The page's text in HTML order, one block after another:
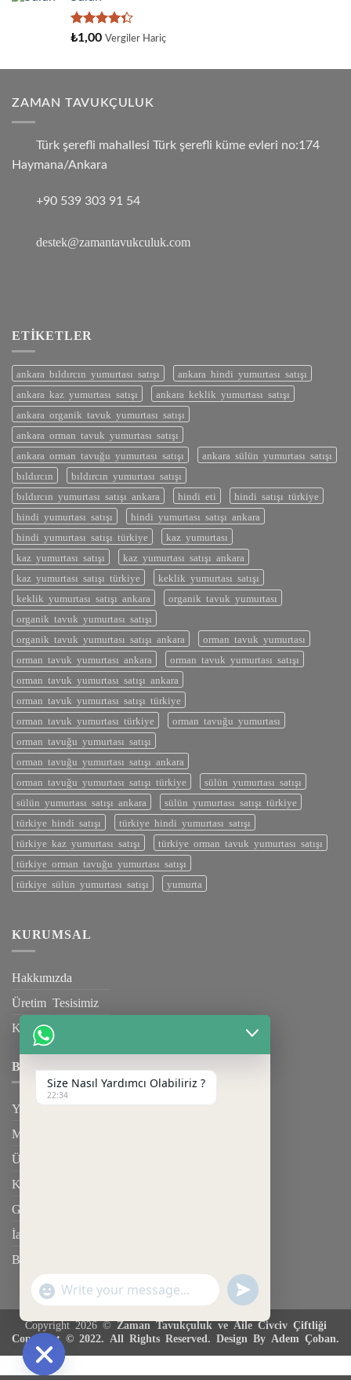
aldı
5
₺1,00 Vergiler Hariç
ZAMAN TAVUKÇULUK
Türk şerefli mahallesi Türk şerefli küme evleri no:174
Haymana/Ankara
+90 539 303 91 54
destek@zamantavukculuk.com
ETIKETLER
ankara bıldırcın yumurtası satışı
ankara hindi yumurtası satışı
ankara kaz yumurtası satışı
ankara keklik yumurtası satışı
ankara organik tavuk yumurtası satışı
ankara orman tavuk yumurtası satışı
ankara orman tavuğu yumurtası satışı
ankara sülün yumurtası satışı
bıldırcın
bıldırcın yumurtası satışı
bıldırcın yumurtası satışı ankara
hindi eti
hindi satışı türkiye
hindi yumurtası satışı
hindi yumurtası satışı ankara
hindi yumurtası satışı türkiye
kaz yumurtası
kaz yumurtası satışı
kaz yumurtası satışı ankara
kaz yumurtası satışı türkiye
keklik yumurtası satışı
keklik yumurtası satışı ankara
organik tavuk yumurtası
organik tavuk yumurtası satışı
organik tavuk yumurtası satışı ankara
orman tavuk yumurtası
orman tavuk yumurtası ankara
orman tavuk yumurtası satışı
orman tavuk yumurtası satışı ankara
orman tavuk yumurtası satışı türkiye
orman tavuk yumurtası türkiye
orman tavuğu yumurtası
orman tavuğu yumurtası satışı
orman tavuğu yumurtası satışı ankara
orman tavuğu yumurtası satışı türkiye
sülün yumurtası satışı
sülün yumurtası satışı ankara
sülün yumurtası satışı türkiye
türkiye hindi satışı
türkiye hindi yumurtası satışı
türkiye kaz yumurtası satışı
türkiye orman tavuk yumurtası satışı
türkiye orman tavuğu yumurtası satışı
türkiye sülün yumurtası satışı
yumurta
KURUMSAL
Hakkımızda
Üretim Tesisimiz
Kalite Belgelerimiz
BILGILENDIRME
Yardım
Mesafeli Satış Sözleşmesi
Üyelik Sözleşmesi
Kargo & Teslimat
Gizlilik Sözleşmesi
İade Şartları
Blog
Copyright 2026 ©Zaman Tavukçuluk ve Aile Civciv Çiftliği
Copyright © 2022. All Rights Reserved. Design By Adem Çoban.
Size Nasıl Yardımcı Olabiliriz ?
22:34
"+CHATY_SETTINGS.LANG.EMOJI_PICKER+"
WhatsApp
UNDEFINED